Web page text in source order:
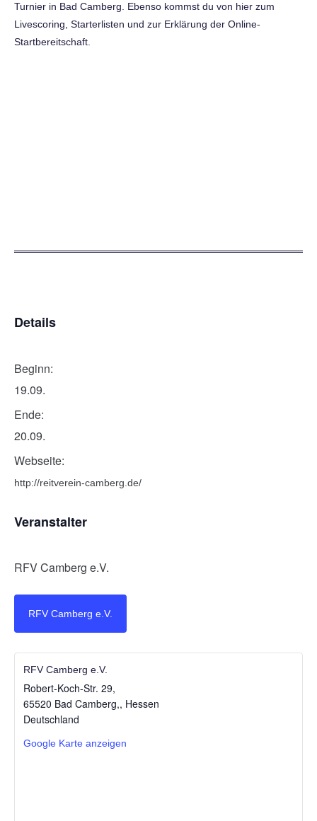
Turnier in Bad Camberg. Ebenso kommst du von hier zum
Livescoring, Starterlisten und zur Erklärung der Online-
Startbereitschaft.
Details
Beginn:
19.09.
Ende:
20.09.
Webseite:
http://reitverein-camberg.de/
Veranstalter
RFV Camberg e.V.
RFV Camberg e.V.
RFV Camberg e.V.
Robert-Koch-Str. 29,
65520 Bad Camberg,, Hessen
Deutschland
Google Karte anzeigen